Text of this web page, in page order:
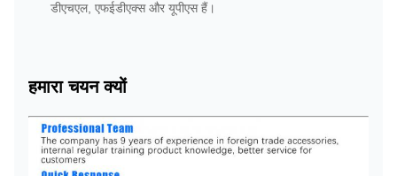
डीएचएल, एफईडीएक्स और यूपीएस हैं।
हमारा चयन क्यों